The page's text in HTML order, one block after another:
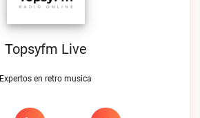
Topsyfm Live
Expertos en retro musica